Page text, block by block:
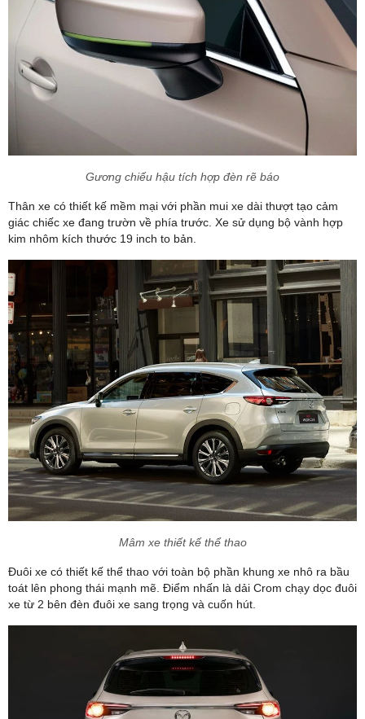
Gương chiếu hậu tích hợp đèn rẽ báo
Thân xe có thiết kế mềm mại với phần mui xe dài thượt tạo cảm
giác chiếc xe đang trườn về phía trước. Xe sử dụng bộ vành hợp
kim nhôm kích thước 19 inch to bản.
Mâm xe thiết kế thể thao
Đuôi xe có thiết kế thể thao với toàn bộ phần khung xe nhô ra bầu
toát lên phong thái mạnh mẽ. Điểm nhấn là dải Crom chạy dọc đuôi
xe từ 2 bên đèn đuôi xe sang trọng và cuốn hút.